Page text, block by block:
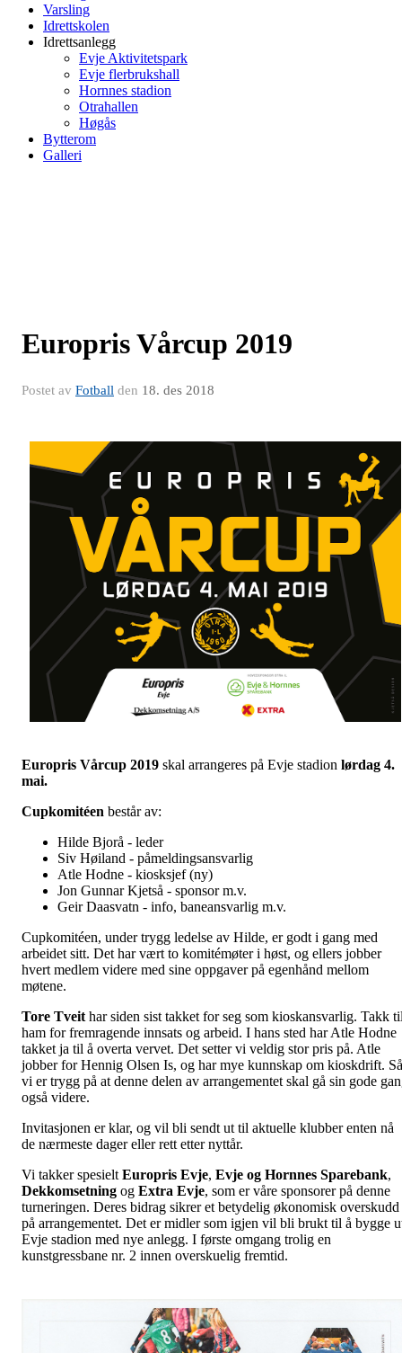
Varsling
Idrettskolen
Idrettsanlegg
Evje Aktivitetspark
Evje flerbrukshall
Hornnes stadion
Otrahallen
Høgås
Bytterom
Galleri
Europris Vårcup 2019
Postet av Fotball den 18. des 2018
Europris Vårcup 2019 skal arrangeres på Evje stadion lørdag 4.
mai.
Cupkomitéen består av:
Hilde Bjorå - leder
Siv Høiland - påmeldingsansvarlig
Atle Hodne - kiosksjef (ny)
Jon Gunnar Kjetså - sponsor m.v.
Geir Daasvatn - info, baneansvarlig m.v.
Cupkomitéen, under trygg ledelse av Hilde, er godt i gang med
arbeidet sitt. Det har vært to komitémøter i høst, og ellers jobber
hvert medlem videre med sine oppgaver på egenhånd mellom
møtene.
Tore Tveit har siden sist takket for seg som kioskansvarlig. Takk
ham for fremragende innsats og arbeid. I hans sted har Atle Hodne
takket ja til å overta vervet. Det setter vi veldig stor pris på. Atle
jobber for Hennig Olsen Is, og har mye kunnskap om kioskdrift. Så
vi er trygg på at denne delen av arrangementet skal gå sin gode
også videre.
Invitasjonen er klar, og vil bli sendt ut til aktuelle klubber enten nå
de nærmeste dager eller rett etter nyttår.
Vi takker spesielt Europris Evje, Evje og Hornnes Sparebank,
Dekkomsetning og Extra Evje, som er våre sponsorer på denne
turneringen. Deres bidrag sikrer et betydelig økonomisk overskudd
på arrangementet. Det er midler som igjen vil bli brukt til å bygge
Evje stadion med nye anlegg. I første omgang trolig en
kunstgressbane nr. 2 innen overskuelig fremtid.